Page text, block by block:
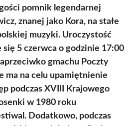
pomnik legendarnej
znanej jako Kora, na stałe
muzyki. Uroczystość
się 5 czerwca o godzinie 17:00
gmachu Poczty
ma na celu upamiętnienie
podczas XVIII Krajowego
w 1980 roku
Dodatkowo, podczas